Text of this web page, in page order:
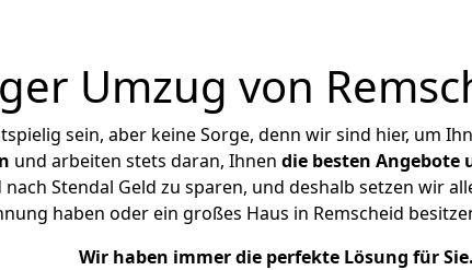
Umzug von
sein, aber keine Sorge, denn wir sind hier, um
und arbeiten stets daran, Ihnen die besten Angebote
Stendal Geld zu sparen, und deshalb setzen wir
haben oder ein großes Haus in Remscheid
Wir haben immer die perfekte Lösung für Sie.